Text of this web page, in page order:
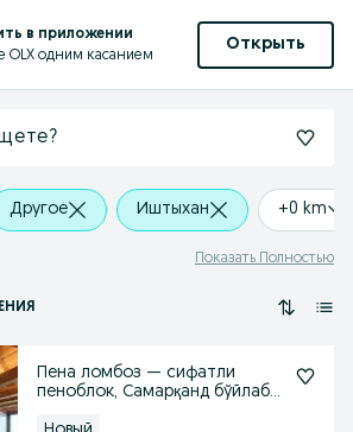
в приложении
OLX одним касанием
Открыть
Другое Иштыхан +0 km
Показать Полностью
Пена ломбоз — сифатли
пеноблок, Самарқанд бўйлаб